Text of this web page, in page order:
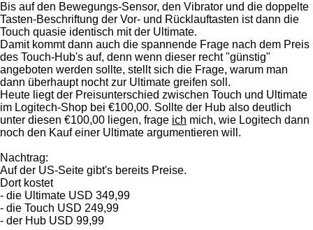
Bis auf den Bewegungs-Sensor, den Vibrator und die doppelte
Tasten-Beschriftung der Vor- und Rücklauftasten ist dann die
Touch quasie identisch mit der Ultimate.
Damit kommt dann auch die spannende Frage nach dem Preis
des Touch-Hub's auf, denn wenn dieser recht "günstig"
angeboten werden sollte, stellt sich die Frage, warum man
dann überhaupt nocht zur Ultimate greifen soll.
Heute liegt der Preisunterschied zwischen Touch und Ultimate
im Logitech-Shop bei €100,00. Sollte der Hub also deutlich
unter diesen €100,00 liegen, frage ich mich, wie Logitech dann
noch den Kauf einer Ultimate argumentieren will.
Nachtrag:
Auf der US-Seite gibt's bereits Preise.
Dort kostet
- die Ultimate USD 349,99
- die Touch USD 249,99
- der Hub USD 99,99